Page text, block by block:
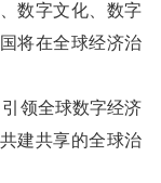
数字文化、数字
将在全球经济治
领全球数字经济
建共享的全球治